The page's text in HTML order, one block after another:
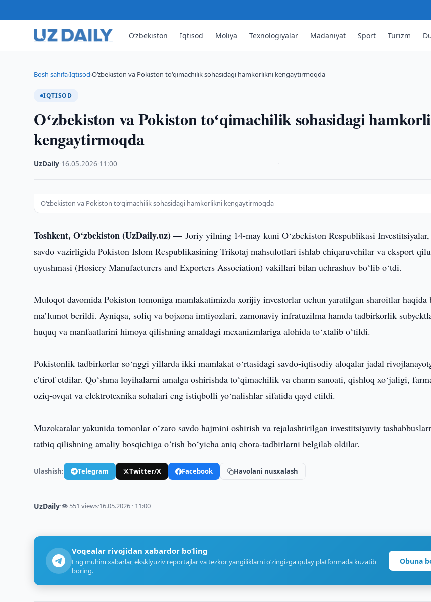
O‘zbekiston Iqtisod Moliya Texnologiyalar Madaniyat Sport Turizm
Bosh sahifa›Iqtisod›Oʻzbekiston va Pokiston toʻqimachilik sohasidagi hamkorlikni kengaytirmoqda
IQTISOD
Oʻzbekiston va Pokiston toʻqimachilik sohasidagi
kengaytirmoqda
UzDaily 16.05.2026 11:00
Oʻzbekiston va Pokiston toʻqimachilik sohasidagi hamkorlikni kengaytirmoqda
Toshkent, O‘zbekiston (UzDaily.uz) —Joriy yilning 14-may kuni O‘zbekiston Respublikasi Investitsiyalar,
savdo vazirligida Pokiston Islom Respublikasining Trikotaj mahsulotlari ishlab chiqaruvchilar va eksport
uyushmasi (Hosiery Manufacturers and Exporters Association) vakillari bilan uchrashuv bo‘lib o‘tdi.
Muloqot davomida Pokiston tomoniga mamlakatimizda xorijiy investorlar uchun yaratilgan sharoitlar haqida
ma’lumot berildi. Ayniqsa, soliq va bojxona imtiyozlari, zamonaviy infratuzilma hamda tadbirkorlik
huquq va manfaatlarini himoya qilishning amaldagi mexanizmlariga alohida to‘xtalib o‘tildi.
Pokistonlik tadbirkorlar so‘nggi yillarda ikki mamlakat o‘rtasidagi savdo-iqtisodiy aloqalar jadal
e’tirof etdilar. Qo‘shma loyihalarni amalga oshirishda to‘qimachilik va charm sanoati, qishloq xo‘jaligi,
oziq-ovqat va elektrotexnika sohalari eng istiqbolli yo‘nalishlar sifatida qayd etildi.
Muzokaralar yakunida tomonlar o‘zaro savdo hajmini oshirish va rejalashtirilgan investitsiyaviy
tatbiq qilishning amaliy bosqichiga o‘tish bo‘yicha aniq chora-tadbirlarni belgilab oldilar.
Ulashish: Telegram Twitter/X Facebook Havolani nusxalash
UzDaily·👁 551 views·16.05.2026 · 11:00
Voqealar rivojidan xabardor bo‘ling
Eng muhim xabarlar, eksklyuziv reportajlar va tezkor yangiliklarni o‘zingizga qulay platformada kuzatib
boring.
Obuna